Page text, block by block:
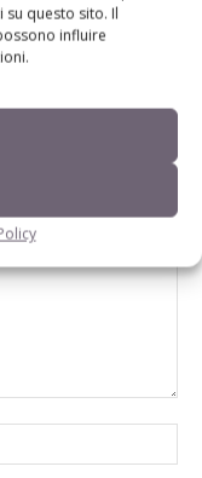
questo sito. Il
influire